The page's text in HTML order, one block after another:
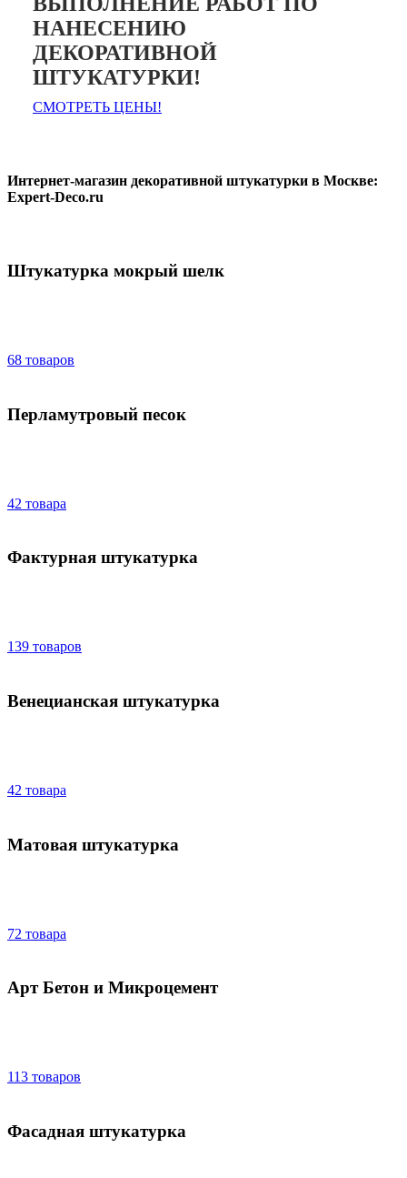
НАНЕСЕНИЮ
ДЕКОРАТИВНОЙ
ШТУКАТУРКИ!
СМОТРЕТЬ ЦЕНЫ!
Интернет-магазин декоративной штукатурки в Москве:
Expert-Deco.ru
Штукатурка мокрый шелк
68 товаров
Перламутровый песок
42 товара
Фактурная штукатурка
139 товаров
Венецианская штукатурка
42 товара
Матовая штукатурка
72 товара
Арт Бетон и Микроцемент
113 товаров
Фасадная штукатурка